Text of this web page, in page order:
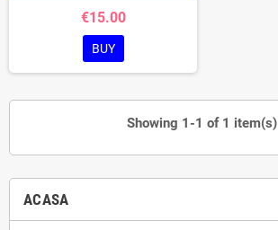
ACASA
€15.00
BUY
Showing 1-1 of 1 item(s)